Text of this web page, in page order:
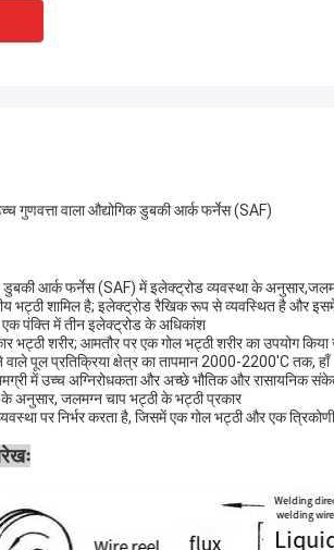
गुणवत्ता वाला औद्योगिक डुबकी आर्क फर्नेस (SAF)
आर्क फर्नेस (SAF) में इलेक्ट्रोड व्यवस्था के
भट्ठी शामिल है; इलेक्ट्रोड रैखिक रूप से व्यवस्थित है और
एक पंक्ति में तीन इलेक्ट्रोड के अधिकांश
शरीर; आमतौर पर एक गोल भट्ठी शरीर का उपयोग
पूल प्रतिक्रिया क्षेत्र का तापमान 2000-2200'C तक, हाँ
में उच्च अग्निरोधकता और अच्छे भौतिक और रासायनिक
अनुसार, जलमग्न चाप भट्ठी के भट्ठी प्रकार
पर निर्भर करता है, जिसमें एक गोल भट्ठी और एक